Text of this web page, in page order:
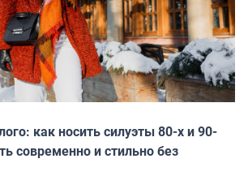
как носить силуэты 80-х и 90-
современно и стильно без